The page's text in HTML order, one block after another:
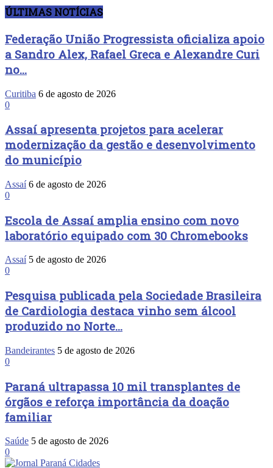
ÚLTIMAS NOTÍCIAS
Federação União Progressista oficializa apoio
a Sandro Alex, Rafael Greca e Alexandre Curi
no...
Curitiba 6 de agosto de 2026
0
Assaí apresenta projetos para acelerar
modernização da gestão e desenvolvimento
do município
Assaí 6 de agosto de 2026
0
Escola de Assaí amplia ensino com novo
laboratório equipado com 30 Chromebooks
Assaí 5 de agosto de 2026
0
Pesquisa publicada pela Sociedade Brasileira
de Cardiologia destaca vinho sem álcool
produzido no Norte...
Bandeirantes 5 de agosto de 2026
0
Paraná ultrapassa 10 mil transplantes de
órgãos e reforça importância da doação
familiar
Saúde 5 de agosto de 2026
0